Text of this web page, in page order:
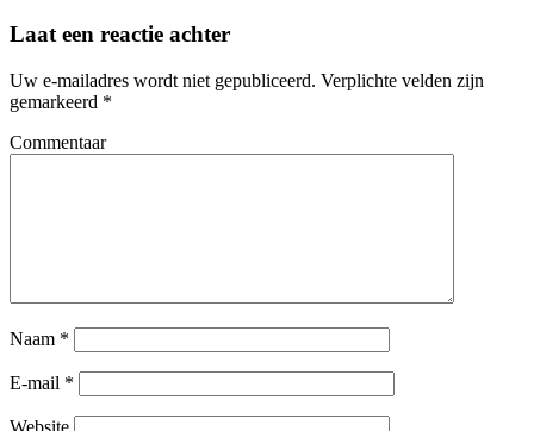
Laat een reactie achter
Uw e-mailadres wordt niet gepubliceerd. Verplichte velden zijn
gemarkeerd *
Commentaar
Naam *
E-mail *
Website